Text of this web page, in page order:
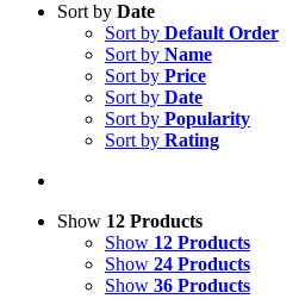
Sort by Date
Sort by Default Order
Sort by Name
Sort by Price
Sort by Date
Sort by Popularity
Sort by Rating
Show 12 Products
Show 12 Products
Show 24 Products
Show 36 Products